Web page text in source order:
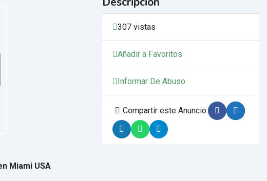
Miami USA
307 vistas
Añadir a Favoritos
Informar De Abuso
Compartir este Anuncio: